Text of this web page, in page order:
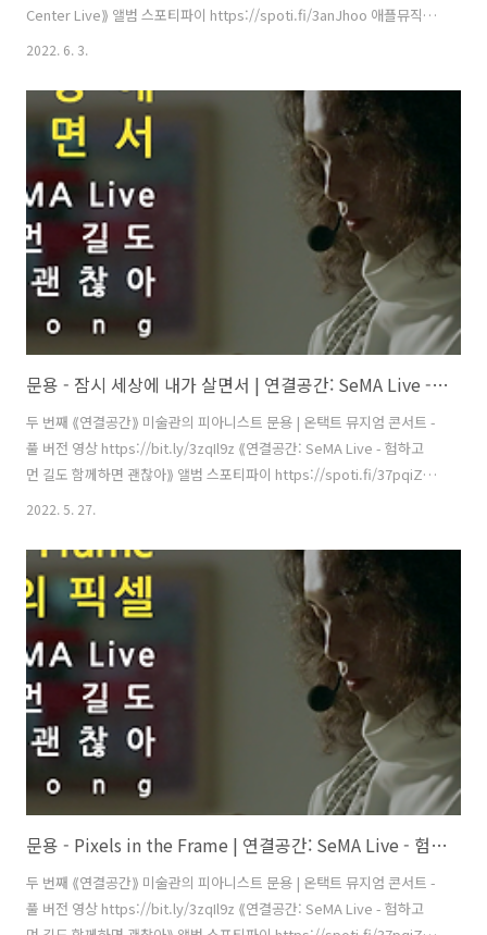
Center Live⟫ 앨범 스포티파이 https://spoti.fi/3anJhoo 애플뮤직
초영(TAra) 영상 유영균 STUDIO2F 음향 곽동준 K SOUND 촬영 유영
균, 서두리 촬영보조 임오성, 최인성 영상 재편집 문용(moonyong) [ 전
시 ] 아르코미술관 ⟪횡단하는 물질의 세계⟫ 𝓝𝓸𝓽𝓱𝓲𝓷𝓰 𝙈𝙖𝙠𝙚𝙨 𝐼𝑡𝑠𝑒𝑙𝑓
2021. 9.17 - 12.12 [ 공연 협력 ] 큐레이터 차..
2022. 6. 3.
문용 - 잠시 세상에 내가 살면서 | 연결공간: SeMA Live - 험하고 먼 길도 함께하면 괜찮아(2021) 4K MV
두 번째 ⟪연결공간⟫ 미술관의 피아니스트 문용 | 온택트 뮤지엄 콘서트 -
풀 버전 영상 https://bit.ly/3zqIl9z ⟪연결공간: SeMA Live - 험하고
먼 길도 함께하면 괜찮아⟫ 앨범 스포티파이 https://spoti.fi/37pqiZs
애플뮤직 https://apple.co/3Oxtu5Y 작곡 C. H. Gabriel 편곡・연주
(TAra) 영상 유영균 STUDIO2F 음향 곽동준 K SOUND 촬영 유영균, 김
나눔 촬영보조 최인성 영상 재편집 문용(moonyong) [ 전시 ] 서울시립
북서울미술관 ⟪길은 너무나 길고 종이는 조그맣기 때문에⟫ 2021. 6.29 -
9.22 [ 공연 협력 ] 큐레이터 오연서 코디네이..
2022. 5. 27.
문용 - Pixels in the Frame | 연결공간: SeMA Live - 험하고 먼 길도 함께하면 괜찮아(2021) 4K MV
두 번째 ⟪연결공간⟫ 미술관의 피아니스트 문용 | 온택트 뮤지엄 콘서트 -
풀 버전 영상 https://bit.ly/3zqIl9z ⟪연결공간: SeMA Live - 험하고